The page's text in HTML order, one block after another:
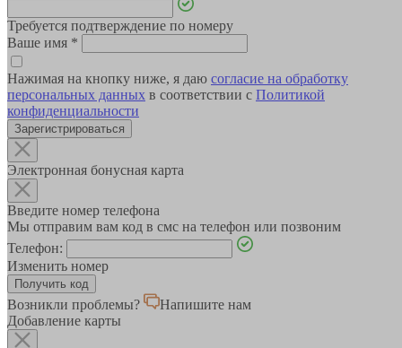
Требуется подтверждение по номеру
Ваше имя *
Нажимая на кнопку ниже, я даю согласие на обработку
персональных данных в соответствии с Политикой
конфиденциальности
Зарегистрироваться
Электронная бонусная карта
Введите номер телефона
Мы отправим вам код в смс на телефон или позвоним
Телефон:
Изменить номер
Возникли проблемы?
Напишите нам
Добавление карты